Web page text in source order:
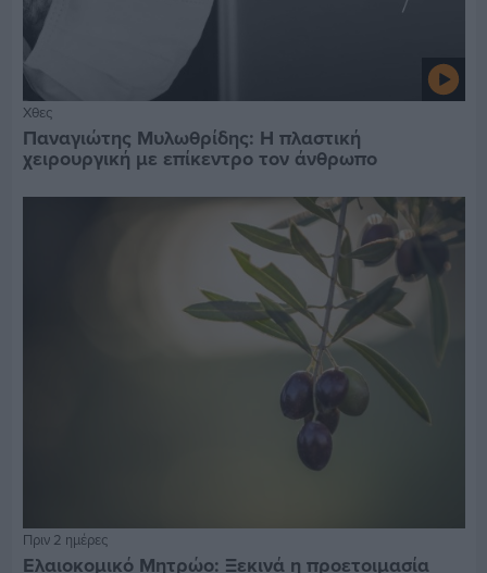
Χθες
Παναγιώτης Μυλωθρίδης: Η πλαστική
χειρουργική με επίκεντρο τον άνθρωπο
Πριν 2 ημέρες
Ελαιοκομικό Μητρώο: Ξεκινά η προετοιμασία